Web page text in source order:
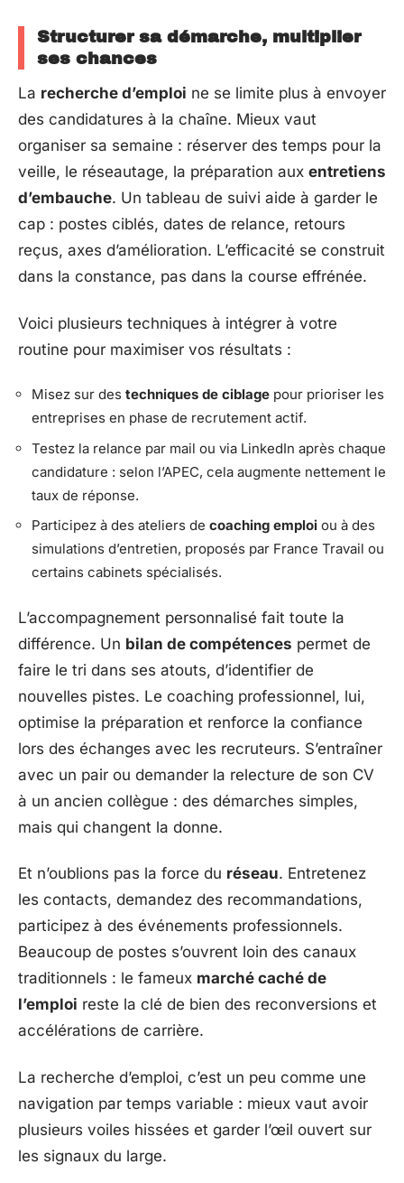
Structurer sa démarche, multiplier
ses chances
La recherche d’emploi ne se limite plus à envoyer
des candidatures à la chaîne. Mieux vaut
organiser sa semaine : réserver des temps pour la
veille, le réseautage, la préparation aux entretiens
d’embauche. Un tableau de suivi aide à garder le
cap : postes ciblés, dates de relance, retours
reçus, axes d’amélioration. L’efficacité se construit
dans la constance, pas dans la course effrénée.
Voici plusieurs techniques à intégrer à votre
routine pour maximiser vos résultats :
Misez sur des techniques de ciblage pour prioriser les
entreprises en phase de recrutement actif.
Testez la relance par mail ou via LinkedIn après chaque
candidature : selon l’APEC, cela augmente nettement le
taux de réponse.
Participez à des ateliers de coaching emploi ou à des
simulations d’entretien, proposés par France Travail ou
certains cabinets spécialisés.
L’accompagnement personnalisé fait toute la
différence. Un bilan de compétences permet de
faire le tri dans ses atouts, d’identifier de
nouvelles pistes. Le coaching professionnel, lui,
optimise la préparation et renforce la confiance
lors des échanges avec les recruteurs. S’entraîner
avec un pair ou demander la relecture de son CV
à un ancien collègue : des démarches simples,
mais qui changent la donne.
Et n’oublions pas la force du réseau. Entretenez
les contacts, demandez des recommandations,
participez à des événements professionnels.
Beaucoup de postes s’ouvrent loin des canaux
traditionnels : le fameux marché caché de
l’emploi reste la clé de bien des reconversions et
accélérations de carrière.
La recherche d’emploi, c’est un peu comme une
navigation par temps variable : mieux vaut avoir
plusieurs voiles hissées et garder l’œil ouvert sur
les signaux du large.